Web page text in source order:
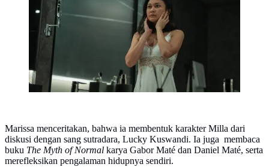
Marissa menceritakan, bahwa ia membentuk karakter Milla dari
diskusi dengan sang sutradara, Lucky Kuswandi. Ia juga membaca
buku The Myth of Normal karya Gabor Maté dan Daniel Maté, serta
merefleksikan pengalaman hidupnya sendiri.